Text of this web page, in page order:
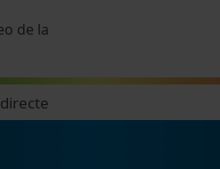
de la